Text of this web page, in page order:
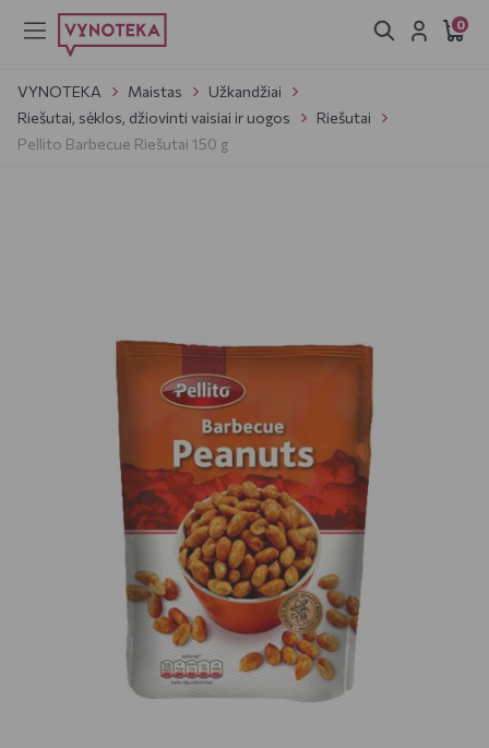
0
VYNOTEKA Maistas
Užkandžiai
Riešutai, sėklos, džiovinti vaisiai ir uogos
Riešutai
Pellito Barbecue Riešutai 150 g